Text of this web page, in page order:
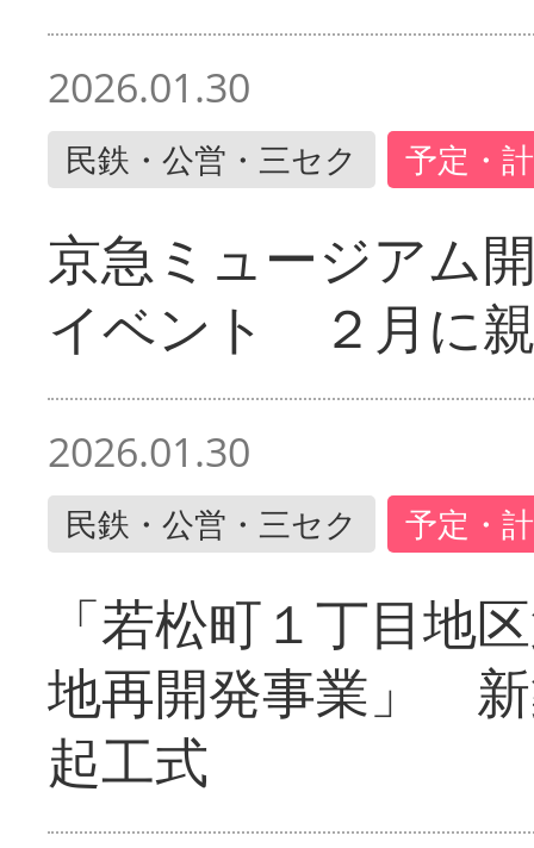
2026.01.30
民鉄・公営・三セク 予定・
京急ミュージアム
イベント ２月に
2026.01.30
民鉄・公営・三セク 予定・
「若松町１丁目地
地再開発事業」
起工式